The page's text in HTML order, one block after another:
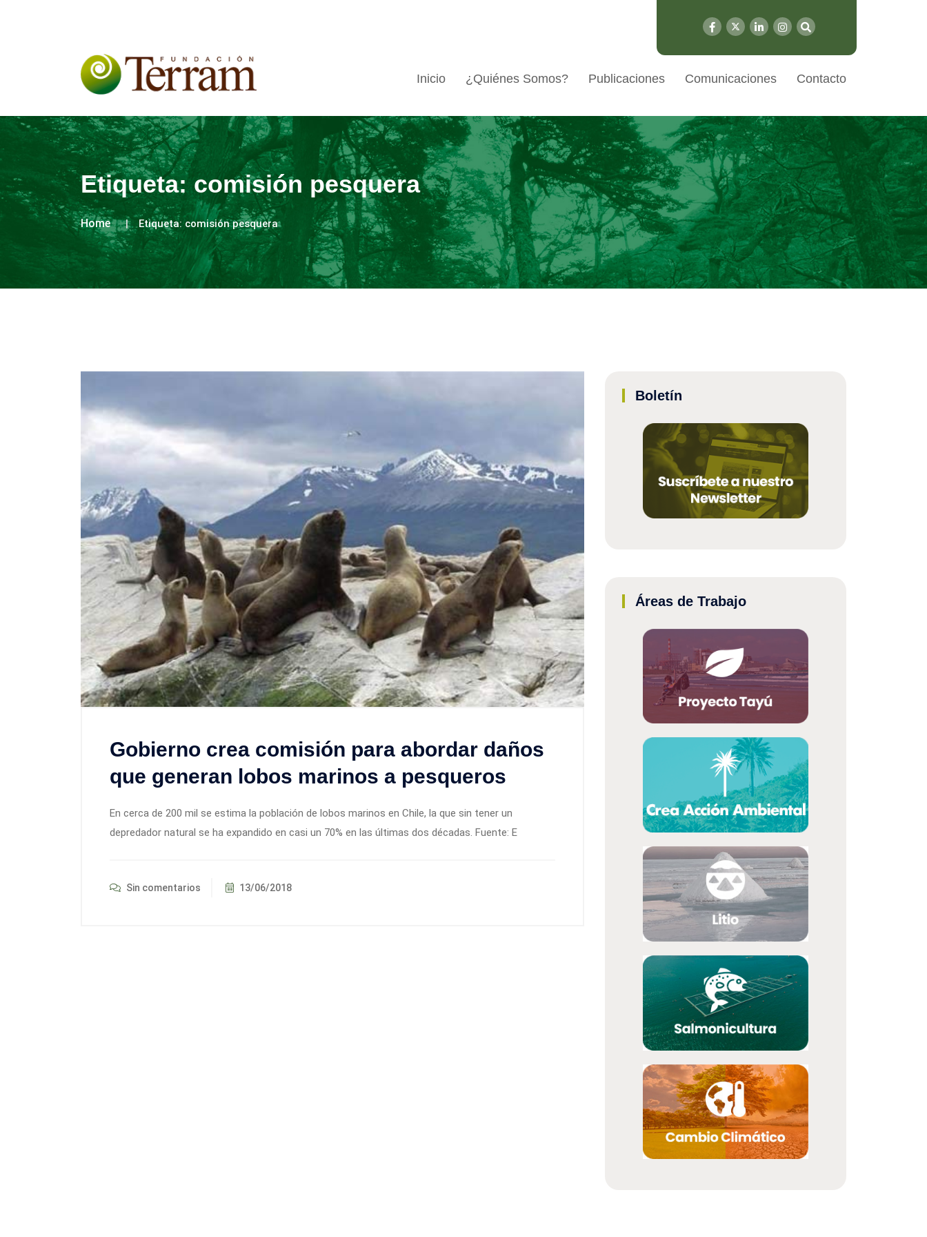
Inicio ¿Quiénes Somos? Publicaciones Comunicaciones Contacto
Etiqueta:comisión pesquera
Home Etiqueta:comisión pesquera
Gobierno crea comisión para abordar daños
que generan lobos marinos a pesqueros
En cerca de 200 mil se estima la población de lobos marinos en Chile, la que sin tener un
depredador natural se ha expandido en casi un 70% en las últimas dos décadas. Fuente: E
Sin comentarios 13/06/2018
Boletín
Áreas de Trabajo